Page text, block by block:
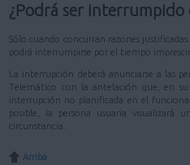
¿Podrá ser interrumpido
Sólo cuando concurran razones
podrá interrumpirse por el tiempo
La interrupción deberá anunciarse a las
Telemático con la antelación que, en su
interrupción no planificada en el
posible, la persona usuaria visualizará
circunstancia.
Arriba